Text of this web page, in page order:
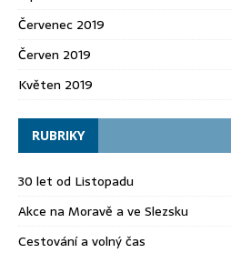
Červenec 2019
Červen 2019
Květen 2019
RUBRIKY
30 let od Listopadu
Akce na Moravě a ve Slezsku
Cestování a volný čas